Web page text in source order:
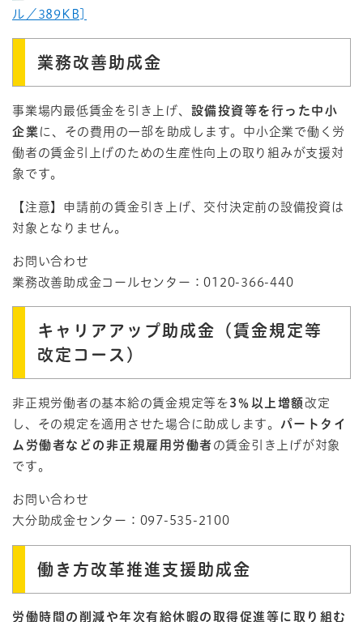
ル／389KB]
業務改善助成金
事業場内最低賃金を引き上げ、 設備投資等を行った中小
企業 に、その費用の一部を助成します。中小企業で働く労
働者の賃金引上げのための生産性向上の取り組みが支援対
象です。
【注意】申請前の賃金引き上げ、交付決定前の設備投資は
対象となりません。
お問い合わせ
業務改善助成金コールセンター：0120-366-440
キャリアアップ助成金（賃金規定等
改定コース）
非正規労働者の基本給の賃金規定等を 3％以上増額 改定
し、その規定を適用させた場合に助成します。 パートタイ
ム労働者などの非正規雇用労働者 の賃金引き上げが対象
です。
お問い合わせ
大分助成金センター：097-535-2100
働き方改革推進支援助成金
労働時間の削減や年次有給休暇の取得促進等に取り組む